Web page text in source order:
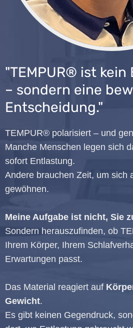
"TEMPUR® ist
– sondern eine
Entscheidung."
TEMPUR® polarisiert – und
Manche Menschen legen sich
sofort Entlastung.
Andere brauchen Zeit, um sich
gewöhnen.
Meine Aufgabe ist nicht, Sie
Sondern herauszufinden, ob
Ihrem Körper, Ihrem
Erwartungen passt.
Das Material reagiert auf
Gewicht.
Es gibt keinen Gegendruck,